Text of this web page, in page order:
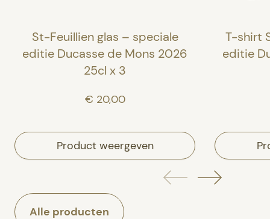
St-Feuillien glas – speciale
editie Ducasse de Mons 2026
25cl x 3
€ 20,00
Product weergeven
T-shirt
editie
Alle producten